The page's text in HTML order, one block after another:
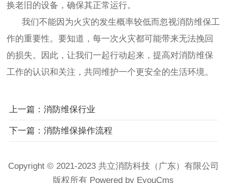
换老旧的设备，确保其正常运行。
我们不能因为火灾的发生概率较低而忽视消防维保工
作的重要性。要知道，每一次火灾都可能带来无法挽回
的损失。因此，让我们一起行动起来，提高对消防维保
工作的认识和关注，共同维护一个更安全的生活环境。
上一篇：消防维保行业
下一篇：消防维保操作流程
Copyright © 2021-2023 共立消防科技（广东）有限公司
版权所有 Powered by EyouCms